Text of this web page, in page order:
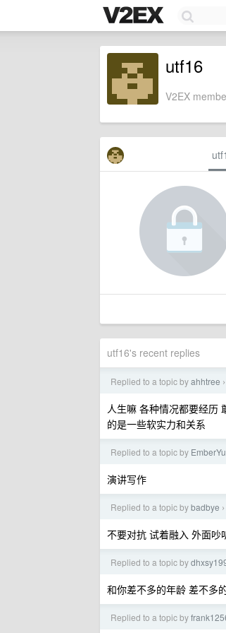
utf16
V2EX
utf16's recent replies
Replied to a topic byahhtree ›
人生嘛 各种情况都要经历
的是一些软实力和关系
Replied to a topic by EmberYu
演讲写作
Replied to a topic bybadbye ›
不要对抗 试着融入 外面吵
Replied to a topic by
和你差不多的年龄 差不多
Replied to a topic by